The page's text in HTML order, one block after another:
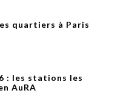
quartiers à Paris
: les stations les
AuRA